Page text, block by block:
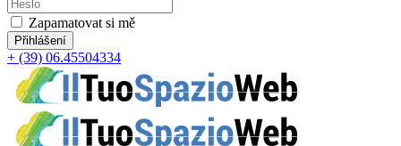
Zapamatovat si mě
+ (39) 06.45504334